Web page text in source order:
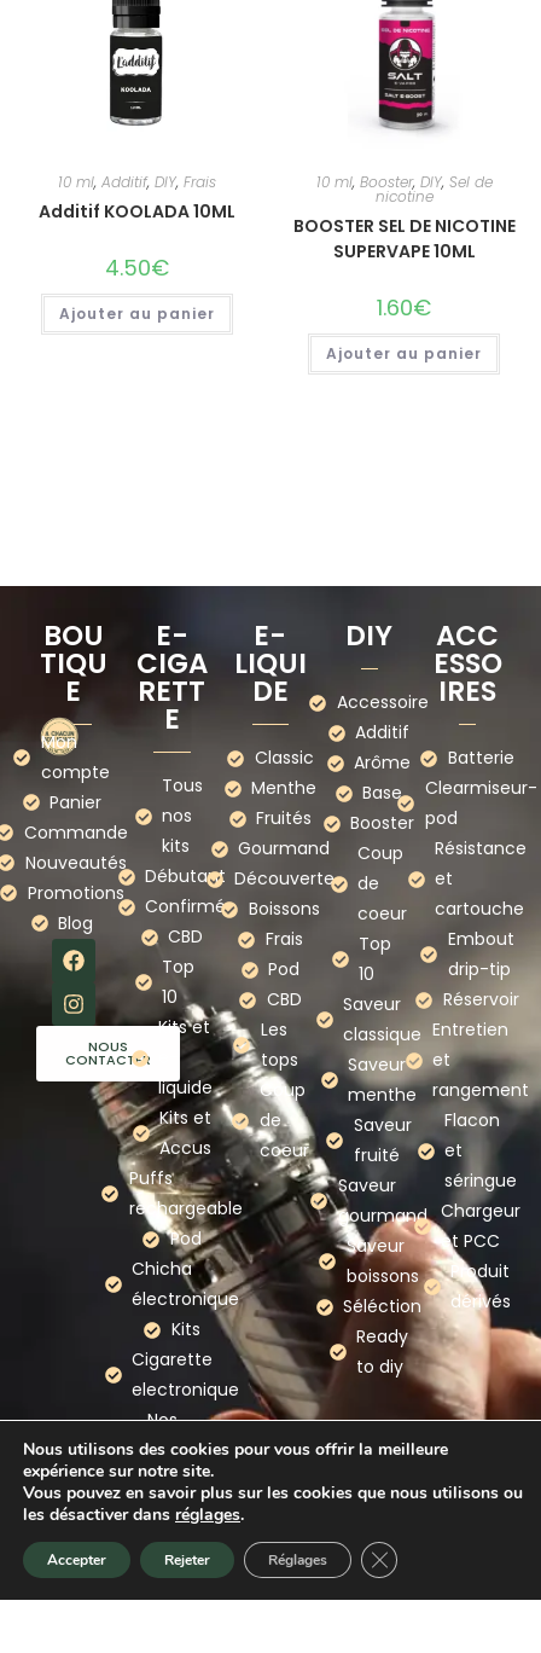
10 ml, Additif, DIY, Frais
Additif KOOLADA 10ML
4.50€
Ajouter au panier
10 ml, Booster, DIY, Sel de
nicotine
BOOSTER SEL DE NICOTINE
SUPERVAPE 10ML
1.60€
Ajouter au panier
Accueil Promotion Nouveauté
BOU
TIQU
E
Mon
compte
Panier
Commande
Nouveautés
Promotions
Blog
NOUS
CONTACTER
E-
CIGA
RETT
E
Tous
nos
kits
Débutant
Confirmé
CBD
Top
10
Kits et
liquide
Kits et
Accus
Puffs
rechargeable
Pod
Chicha
électronique
Kits
Cigarette
electronique
Nos
marques
E-
LIQUI
DE
Classic
Menthe
Fruités
Gourmand
Découverte
Boissons
Frais
Pod
CBD
Les
tops
Coup
de
coeur
DIY
Accessoire
Additif
Arôme
Base
Booster
Coup
de
coeur
Top
10
Saveur
classique
Saveur
menthe
Saveur
fruité
Saveur
gourmand
Saveur
boissons
Séléction
Ready
to diy
ACC
ESSO
IRES
Batterie
Clearmiseur-
pod
Résistance
et
cartouche
Embout
drip-tip
Réservoir
Entretien
et
rangement
Flacon
et
séringue
Chargeur
et PCC
Produit
dérivés
Mention légales–Politique de confidentialité
–CGU –Plan du site –Webmaster Gironde
Nous utilisons des cookies pour vous offrir la meilleure
expérience sur notre site.
Vous pouvez en savoir plus sur les cookies que nous utilisons ou
les désactiver dans réglages.
Accepter Rejeter Réglages Fermer la bannière